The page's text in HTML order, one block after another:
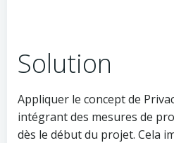
Solution
Appliquer le concept de
intégrant des mesures de
dès le début du projet. Cela